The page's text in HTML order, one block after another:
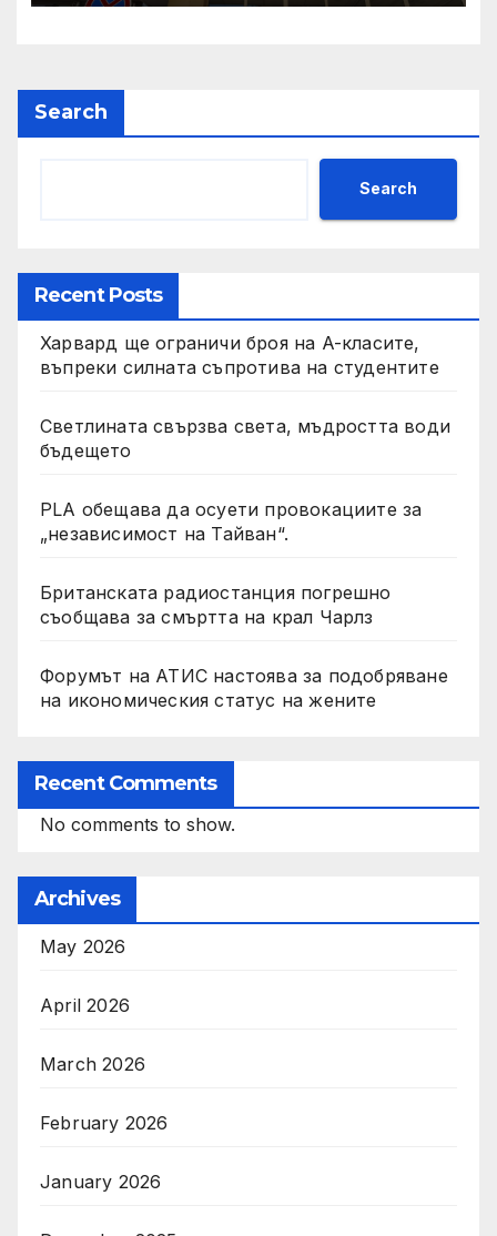
България“
Search
Search
Recent Posts
Харвард ще ограничи броя на A-класите,
въпреки силната съпротива на студентите
Светлината свързва света, мъдростта води
бъдещето
PLA обещава да осуети провокациите за
„независимост на Тайван“.
Британската радиостанция погрешно
съобщава за смъртта на крал Чарлз
Форумът на АТИС настоява за подобряване
на икономическия статус на жените
Recent Comments
No comments to show.
Archives
May 2026
April 2026
March 2026
February 2026
January 2026